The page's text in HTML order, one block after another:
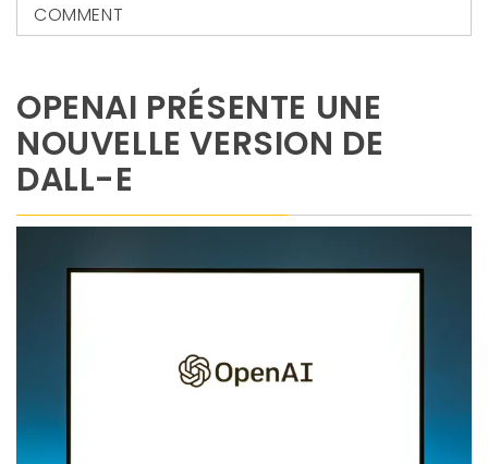
COMMENT
OPENAI PRÉSENTE UNE
NOUVELLE VERSION DE
DALL-E